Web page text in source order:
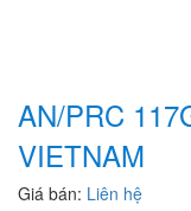
Barksdale Vietnam
Bauer Gear Motor
Baumer
AN/PRC
VIETNAM
Giá bán: Liên hệ